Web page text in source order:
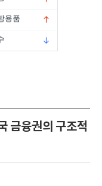
금융권의 구조적